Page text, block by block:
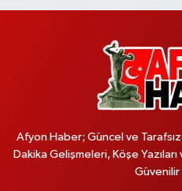
Afyon Haber; Güncel ve
Dakika Gelişmeleri, Köşe